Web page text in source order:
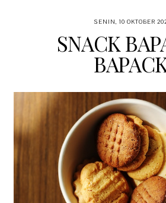
SENIN, 10 OKTOBER
SNACK